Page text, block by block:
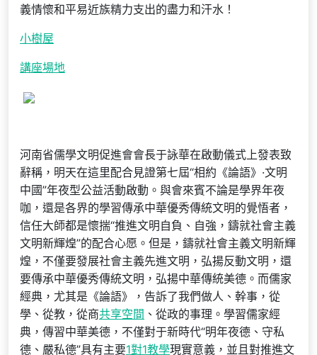
義情懷和平易近族精力支出的盡力和汗水！
小樹屋
講座場地
河南省儒學文明促進會會長于詠華在啟動儀式上發表致
辭稱，明天在這里配合見證第七屆“相約《論語》·文明
中國”年夜型公益活動啟動。與會來賓不論是學界年夜
咖，還是各界的學習傳承中華優秀傳統文明的覺悟者，
信任大師都是懷揣“推進文明自負、自強，鑄就社會主義
文明新輝煌”的配合心愿。但是，鑄就社會主義文明新輝
煌，不僅要發展社會主義先進文明，弘揚反動文明，還
要傳承中華優秀傳統文明，弘揚中華傳統美德。而儒家
經典，尤其是《論語》，告訴了我們做人、幹事，從
學、從教，從商共享空間 、從政的事理。學習儒家經
典，傳習中華美德，不僅對于新時代“明年夜德、守私
德、嚴私德”具有主要1對1教學現實意義，並且對推進文